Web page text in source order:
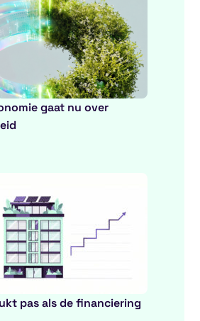
gaat nu over
pas als de financiering